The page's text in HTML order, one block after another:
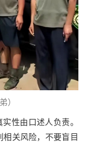
）
性由口述人负责。
相关风险，不要盲目